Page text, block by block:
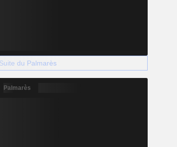
12,81 Md 24,38 Md
Suite du Palmarès
Palmarès